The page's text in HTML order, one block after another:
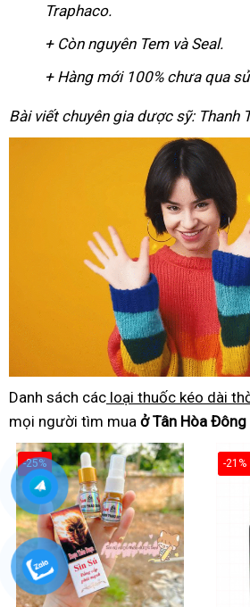
Traphaco.
+ Còn nguyên Tem và Seal.
+ Hàng mới 100% chưa qua
Bài viết chuyên gia dược sỹ: Thanh
Danh sách các loại thuốc kéo dài
mọi người tìm mua ở Tân Hòa Đông
-25% -21%